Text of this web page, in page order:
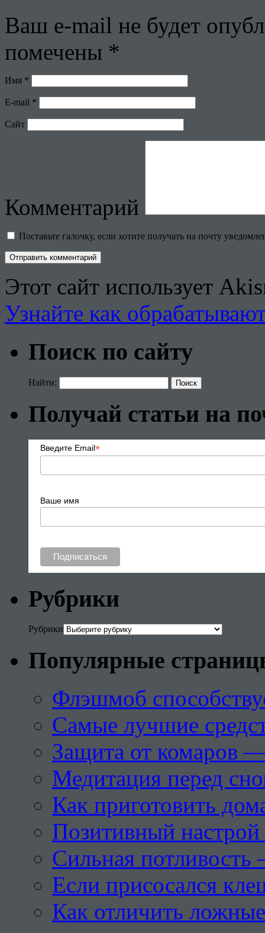
Ваш e-mail не будет
помечены *
Имя *
E-mail *
Сайт
Комментарий
Поставьте галочку, если хотите получать на почту
Этот сайт использует
Узнайте как
Поиск по сайту
Найти:
Получай статьи на
Введите Email*
Ваше имя
Рубрики
Рубрики
Популярные
Флэшмоб
Самые лучшие
Защита от комаров
Медитация перед
Как приготовить
Позитивный настрой
Сильная потливость
Если присосался
Как отличить